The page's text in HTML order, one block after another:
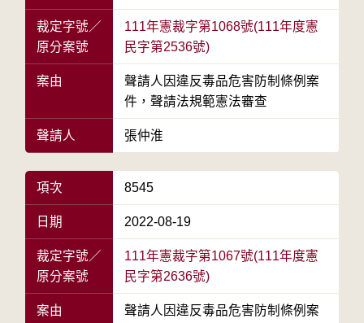
裁定字號／
原分案號
111年憲裁字第1068號(111年度憲
民字第2536號)
案由
聲請人因違反毒品危害防制條例案
件，聲請法規範憲法審查
聲請人 張仲淮
項次 8545
日期 2022-08-19
裁定字號／
原分案號
111年憲裁字第1067號(111年度憲
民字第2636號)
案由
聲請人因違反毒品危害防制條例案